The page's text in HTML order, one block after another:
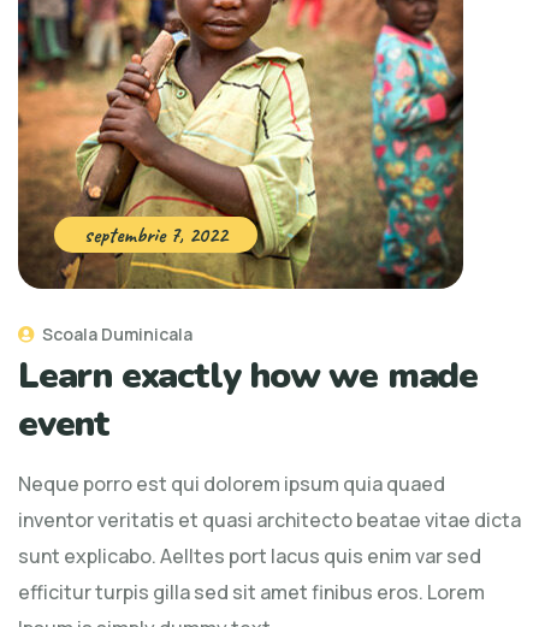
septembrie 7, 2022
Scoala Duminicala
Learn exactly how we made
event
Neque porro est qui dolorem ipsum quia quaed
inventor veritatis et quasi architecto beatae vitae dicta
sunt explicabo. Aelltes port lacus quis enim var sed
efficitur turpis gilla sed sit amet finibus eros. Lorem